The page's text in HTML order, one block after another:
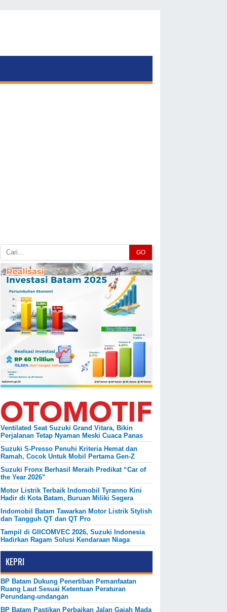
GO
Ventilated Seat Suzuki Grand Vitara, Bikin
Perjalanan Tetap Nyaman Meski Cuaca Panas
Suzuki S-Presso Penuhi Kriteria Hemat dan
Ramah, Cocok Untuk Mobil Pertama Gen-Z
Suzuki Fronx Berhasil Meraih Predikat “Car of
the Year 2026”
Motor Listrik Terbaik Indomobil Tyranno Kini
Hadir di Kota Batam, Buruan Miliki Segera
Indomobil Batam Tawarkan Motor Listrik Stylish
dan Tangguh QT dan QT Pro
Tampil di GIICOMVEC 2026, Suzuki Indonesia
Hadirkan Ragam Solusi Kendaraan Niaga
KEPRI
BP Batam Dukung Penertiban Pemanfaatan
Ruang Laut Sesuai Ketentuan Peraturan
Perundang-undangan
BP Batam Pastikan Perbaikan Jalan Gajah Mada